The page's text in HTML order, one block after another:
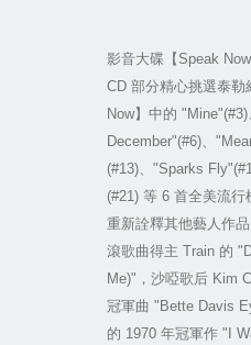
影音大碟【 Speak
CD 部分精心挑選泰勒
Now】中的 "Mine"(#3)
December"(#6)、
(#13)、 "Sparks
(#21) 等 6 首全美流行
重新詮釋其他藝人作
滾歌曲得主 Train 的
Me)" ，沙啞歌后 Kim
冠軍曲 "Bette Davis
的 1970 年冠軍作 "I